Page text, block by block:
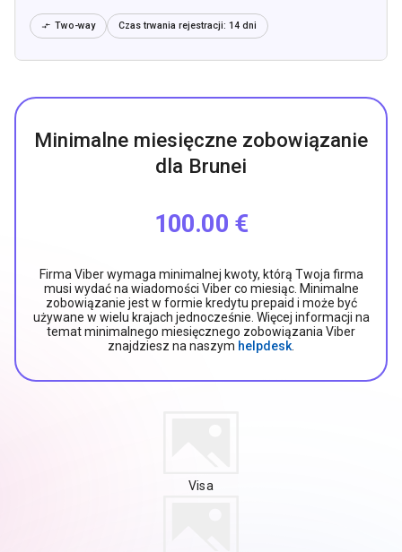
 Two-way Czas trwania rejestracji: 14 dni
Minimalne miesięczne zobowiązanie
dla Brunei
100.00 €
Firma Viber wymaga minimalnej kwoty, którą Twoja firma
musi wydać na wiadomości Viber co miesiąc. Minimalne
zobowiązanie jest w formie kredytu prepaid i może być
używane w wielu krajach jednocześnie. Więcej informacji na
temat minimalnego miesięcznego zobowiązania Viber
znajdziesz na naszym helpdesk
Visa